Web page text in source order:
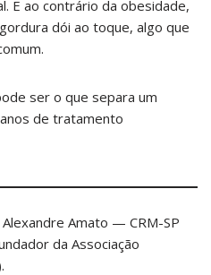
E ao contrário da obesidade,
dói ao toque, algo que
ser o que separa um
de tratamento
Alexandre Amato — CRM-SP
da Associação